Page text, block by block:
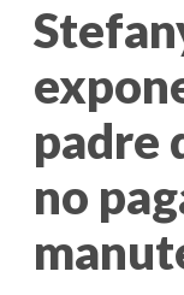
padre
no